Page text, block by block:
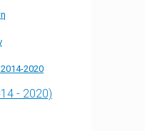
2020
- 2020)